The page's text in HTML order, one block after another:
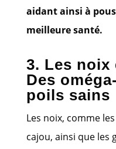
aidant ainsi à
meilleure santé.
3. Les noix
Des
poils sains
Les noix, comme
cajou, ainsi que les